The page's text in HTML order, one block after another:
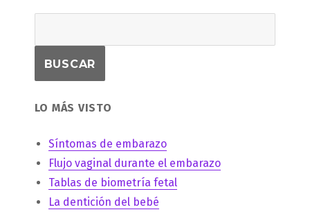
LO MÁS VISTO
Síntomas de embarazo
Flujo vaginal durante el embarazo
Tablas de biometría fetal
La dentición del bebé